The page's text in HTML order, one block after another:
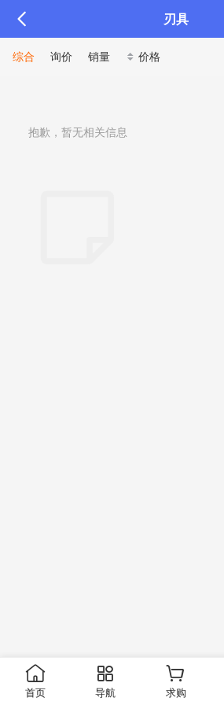
刃具
综合 询价 销量 价格
抱歉，暂无相关信息
首页 导航 求购